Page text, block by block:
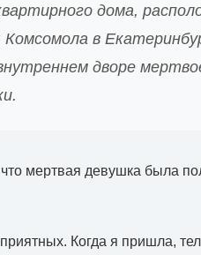
дома,
в
дворе
мертвая девушка была
Когда я пришла,